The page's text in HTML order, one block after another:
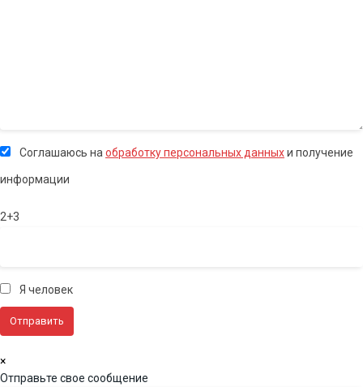
Соглашаюсь наобработку персональных данныхи получение
информации
2+3
Я человек
×
Отправьте свое сообщение